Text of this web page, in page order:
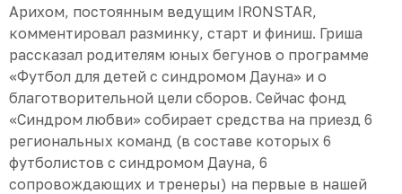
Арихом, постоянным ведущим IRONSTAR,
комментировал разминку, старт и финиш. Гриша
рассказал родителям юных бегунов о программе
«Футбол для детей с синдромом Дауна» и о
благотворительной цели сборов. Сейчас фонд
«Синдром любви» собирает средства на приезд 6
региональных команд (в составе которых 6
футболистов с синдромом Дауна, 6
сопровождающих и тренеры) на первые в нашей